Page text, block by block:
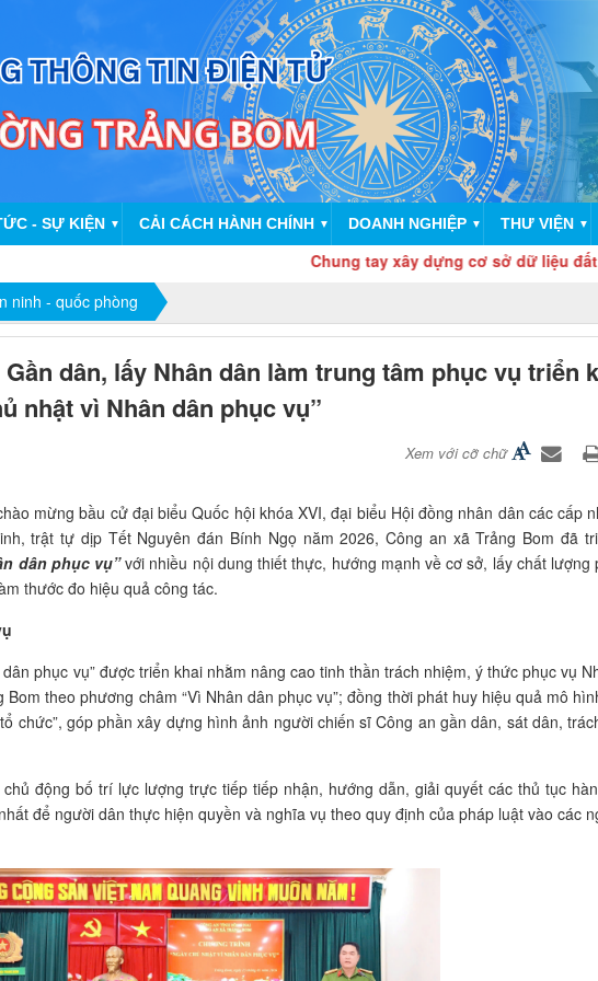
- SỰ KIỆN ▼ CẢI CÁCH HÀNH CHÍNH ▼ DOANH NGHIỆP ▼ THƯ VIỆN ▼
Chung tay xây dựng cơ sở dữ liệu đất đai
ninh - quốc phòng
dân, lấy Nhân dân làm trung tâm phục vụ triển
nhật vì Nhân dân phục vụ”
Xem với cỡ chữ
mừng bầu cử đại biểu Quốc hội khóa XVI, đại biểu Hội đồng nhân dân các cấp
trật tự dịp Tết Nguyên đán Bính Ngọ năm 2026, Công an xã Trảng Bom đã
dân phục vụ”với nhiều nội dung thiết thực, hướng mạnh về cơ sở, lấy chất lượng
thước đo hiệu quả công tác.
phục vụ” được triển khai nhằm nâng cao tinh thần trách nhiệm, ý thức phục vụ
theo phương châm “Vì Nhân dân phục vụ”; đồng thời phát huy hiệu quả mô
chức”, góp phần xây dựng hình ảnh người chiến sĩ Công an gần dân, sát dân,
động bố trí lực lượng trực tiếp tiếp nhận, hướng dẫn, giải quyết các thủ tục
để người dân thực hiện quyền và nghĩa vụ theo quy định của pháp luật vào các